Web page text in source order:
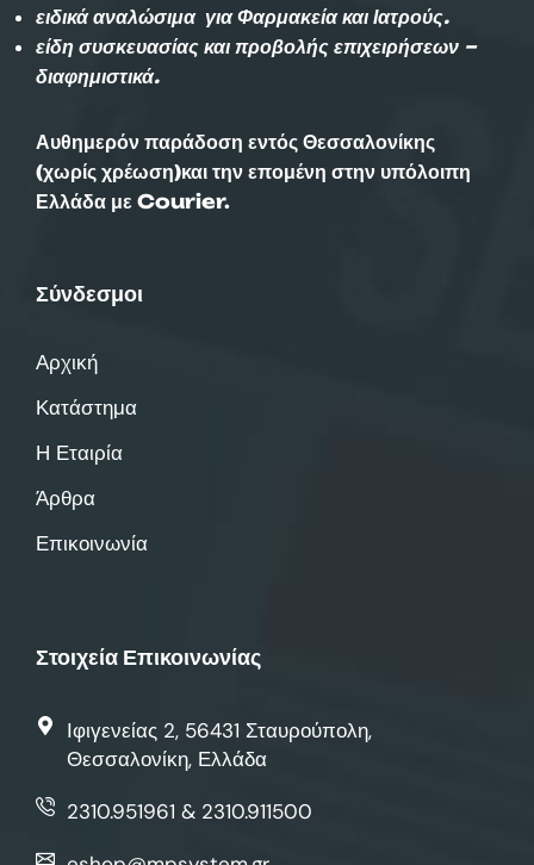
ειδικά αναλώσιμα για Φαρμακεία και Ιατρούς.
είδη συσκευασίας και προβολής επιχειρήσεων –
διαφημιστικά.
Αυθημερόν παράδοση εντός Θεσσαλονίκης
(χωρίς χρέωση)και την επομένη στην υπόλοιπη
Ελλάδα με Courier.
Σύνδεσμοι
Αρχική
Κατάστημα
Η Εταιρία
Άρθρα
Επικοινωνία
Στοιχεία Επικοινωνίας
Ιφιγενείας 2, 56431 Σταυρούπολη,
Θεσσαλονίκη, Ελλάδα
2310.951961 & 2310.911500